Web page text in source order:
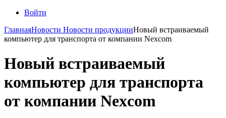
Войти
ГлавнаяНовости Новости продукцииНовый встраиваемый
компьютер для транспорта от компании Nexcom
Новый встраиваемый
компьютер для транспорта
от компании Nexcom